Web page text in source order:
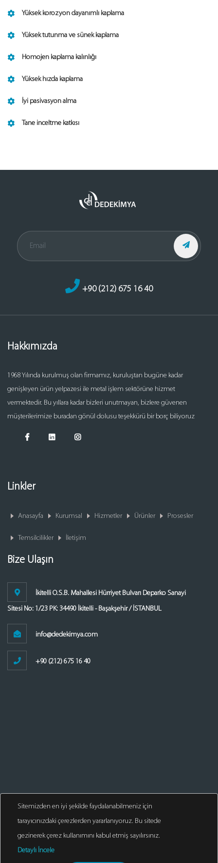
Yüksek korozyon dayanımlı kaplama
Yüksek tutunma ve sünek kaplama
Homojen kaplama kalınlığı
Yüksek hızda kaplama
İyi pasivasyon alma
Tane inceltme katkısı
+90 (212) 675 16 40
Hakkımızda
1968 Yılında kurulmuş olan firmamız, kuruluştan bugüne kadar
genişleyen ürün yelpazesi ile metal işlem sektörüne hizmet
vermektedir. Bu yıllara kadar bizleri unutmayan, bizlere güvenen
müşterilerimize buradan gönül dolusu teşekkürü bir borç biliyoruz
Linkler
Anasayfa Kurumsal Hizmetler Ürünler Prosesler
Temsilcilikler İletişim
Bize Ulaşın
İkitelli O.S.B. Mahallesi Hürriyet Bulvarı Deparko Sanayi
Sitesi No: 1/23 PK: 34490 İkitelli - Başakşehir / İSTANBUL
info@dedekimya.com
+90 (212) 675 16 40
Sitemizden en iyi şekilde faydalanabilmeniz için
tarayıcınızdaki çerezlerden yararlanıyoruz. Bu sitede
gezinerek çerez kullanımını kabul etmiş sayılırsınız.
Detaylı İncele